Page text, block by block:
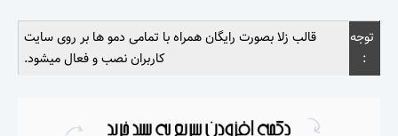
توجه
:
قالب زلا بصورت رایگان همراه با تمامی دمو ها بر روی سایت
کاربران نصب و فعال میشود.